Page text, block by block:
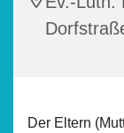
Der Eltern